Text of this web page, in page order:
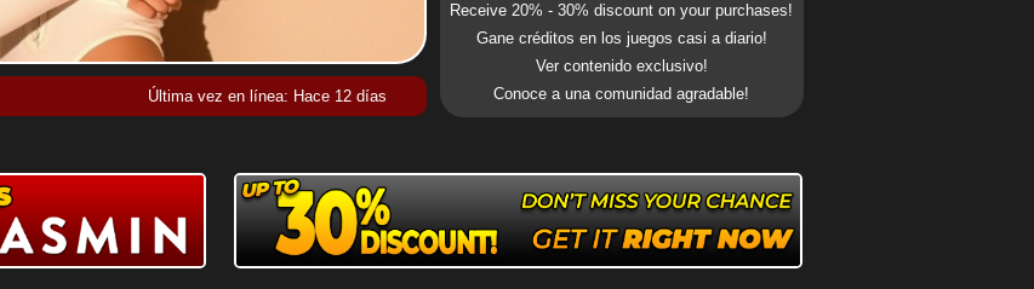
Última vez en línea: Hace 12 días
Receive 20% - 30% discount on your purchases!
Gane créditos en los juegos casi a diario!
Ver contenido exclusivo!
Conoce a una comunidad agradable!